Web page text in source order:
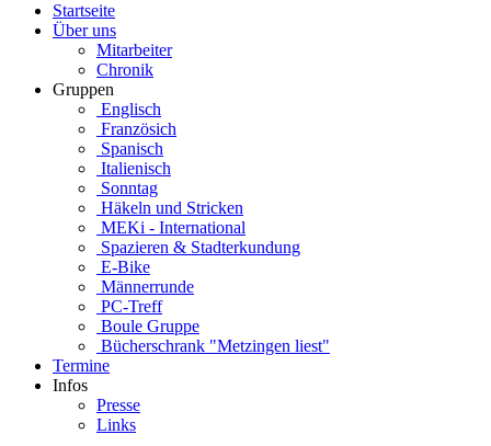
Startseite
Über uns
Mitarbeiter
Chronik
Gruppen
Englisch
Französich
Spanisch
Italienisch
Sonntag
Häkeln und Stricken
MEKi - International
Spazieren & Stadterkundung
E-Bike
Männerrunde
PC-Treff
Boule Gruppe
Bücherschrank "Metzingen liest"
Termine
Infos
Presse
Links